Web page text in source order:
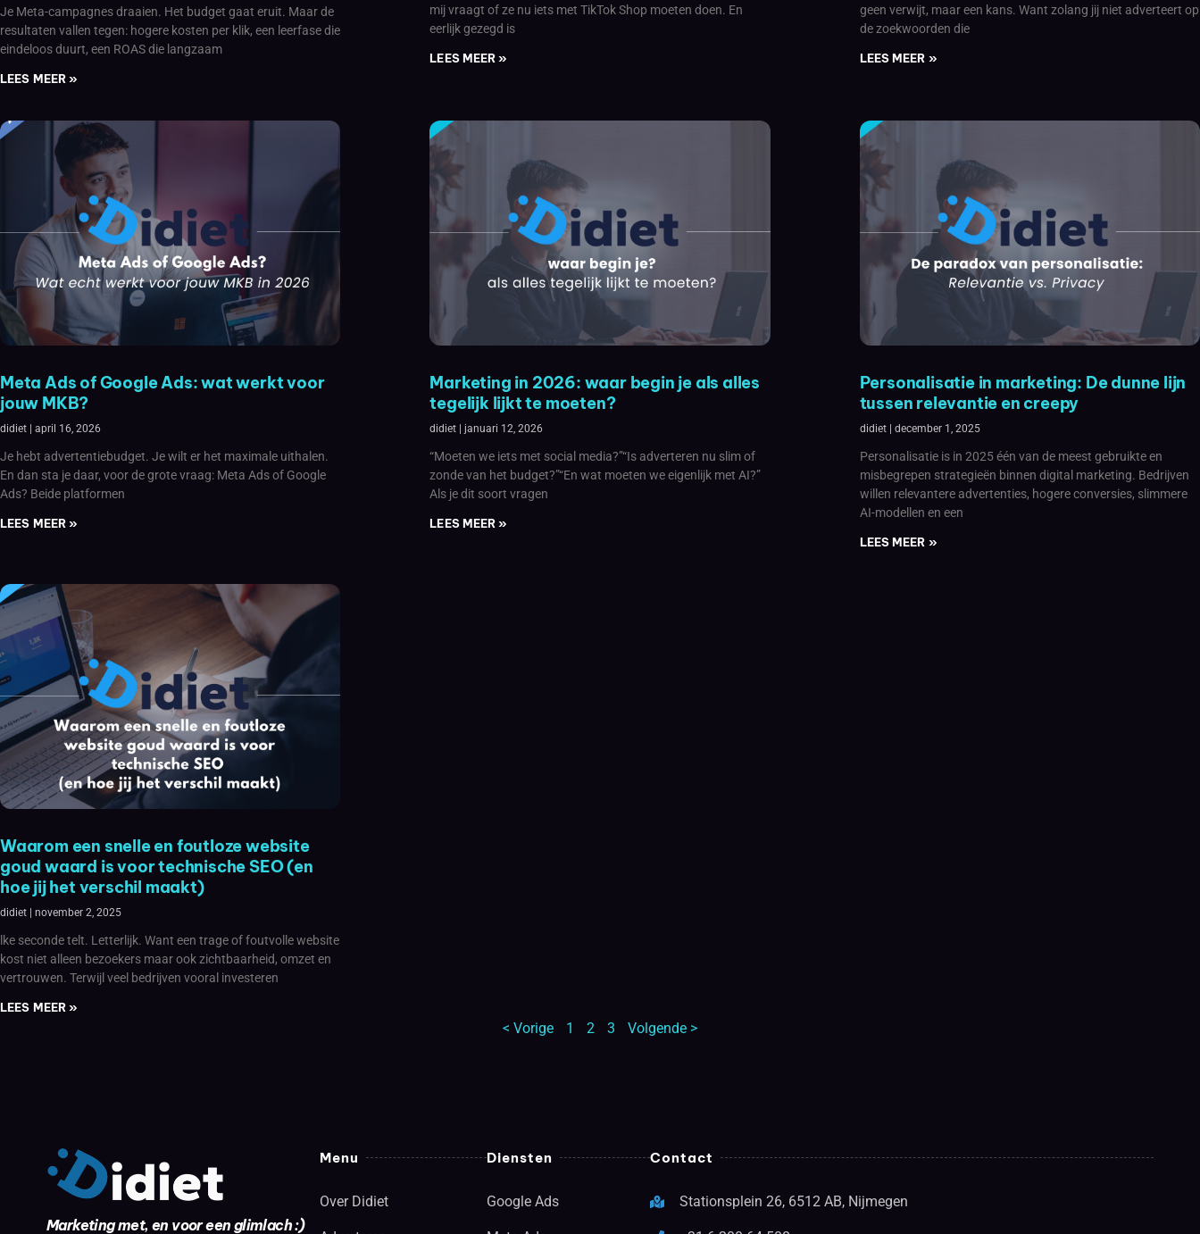
Je Meta-campagnes draaien. Het budget gaat eruit. Maar de
resultaten vallen tegen: hogere kosten per klik, een leerfase die
eindeloos duurt, een ROAS die langzaam
LEES MEER »
mij vraagt of ze nu iets met TikTok Shop moeten doen. En
eerlijk gezegd is
LEES MEER »
geen verwijt, maar een kans. Want zolang jij niet adverteert op
de zoekwoorden die
LEES MEER »
Meta Ads of Google Ads: wat werkt voor
jouw MKB?
didiet april 16, 2026
Je hebt advertentiebudget. Je wilt er het maximale uithalen.
En dan sta je daar, voor de grote vraag: Meta Ads of Google
Ads? Beide platformen
LEES MEER »
Marketing in 2026: waar begin je als alles
tegelijk lijkt te moeten?
didiet januari 12, 2026
“Moeten we iets met social media?”“Is adverteren nu slim of
zonde van het budget?”“En wat moeten we eigenlijk met AI?”
Als je dit soort vragen
LEES MEER »
Personalisatie in marketing: De dunne lijn
tussen relevantie en creepy
didiet december 1, 2025
Personalisatie is in 2025 één van de meest gebruikte en
misbegrepen strategieën binnen digital marketing. Bedrijven
willen relevantere advertenties, hogere conversies, slimmere
AI-modellen en een
LEES MEER »
Waarom een snelle en foutloze website
goud waard is voor technische SEO (en
hoe jij het verschil maakt)
didiet november 2, 2025
lke seconde telt. Letterlijk. Want een trage of foutvolle website
kost niet alleen bezoekers maar ook zichtbaarheid, omzet en
vertrouwen. Terwijl veel bedrijven vooral investeren
LEES MEER »
< Vorige 1 2 3 Volgende >
Marketing met, en voor een glimlach :)
Menu
Over Didiet
Diensten
Google Ads
Contact
Stationsplein 26, 6512 AB, Nijmegen